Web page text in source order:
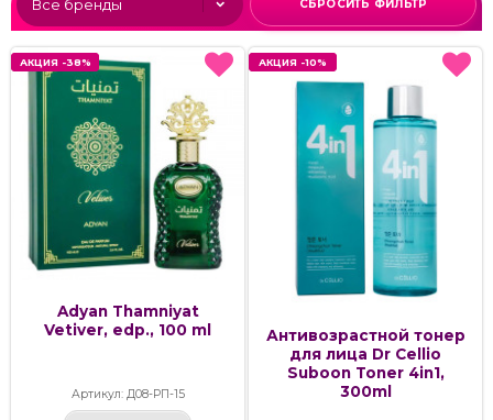
СБРОСИТЬ ФИЛЬТР
АКЦИЯ -38%
Adyan Thamniyat
Vetiver, edp., 100 ml
Артикул: Д08-РП-15
АКЦИЯ -38% АКЦИЯ -10%
Антивозрастной тонер
для лица Dr Cellio
Suboon Toner 4in1,
300ml
АКЦИЯ -10%